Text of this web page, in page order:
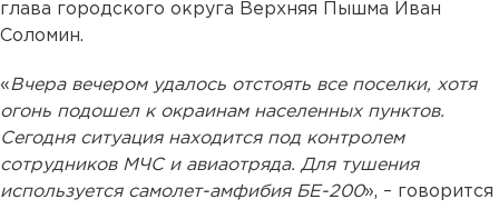
глава городского округа Верхняя Пышма Иван
Соломин.
«Вчера вечером удалось отстоять все поселки, хотя
огонь подошел к окраинам населенных пунктов.
Сегодня ситуация находится под контролем
сотрудников МЧС и авиаотряда. Для тушения
используется самолет-амфибия БЕ-200», – говорится